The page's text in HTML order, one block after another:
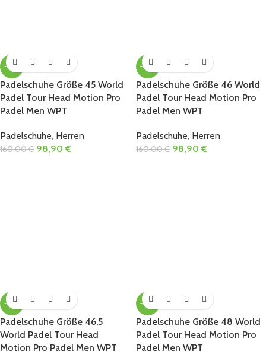
-38%
Padelschuhe Größe 45 World
Padel Tour Head Motion Pro
Padel Men WPT
Padelschuhe, Herren
160,00€ 98,90€
-38%
Padelschuhe Größe 46 World
Padel Tour Head Motion Pro
Padel Men WPT
Padelschuhe, Herren
160,00€ 98,90€
-38%
Padelschuhe Größe 46,5
World Padel Tour Head
Motion Pro Padel Men WPT
-38%
Padelschuhe Größe 48 World
Padel Tour Head Motion Pro
Padel Men WPT